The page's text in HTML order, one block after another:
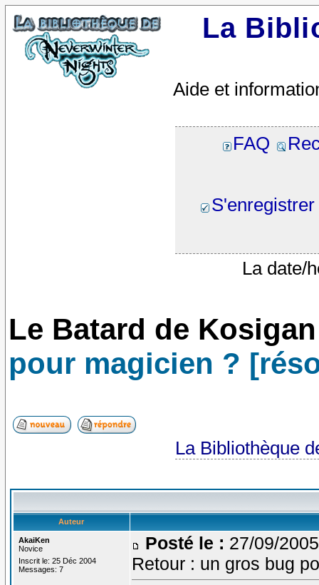
La
Aide et
FAQ
S'enregistrer
La date/
Le Batard de
pour magicien ?
La Bibliothèque
Auteur
AkaiKen
Novice
Inscrit le: 25 Déc 2004
Messages: 7
Posté le : 27/09/
Retour : un gros bug